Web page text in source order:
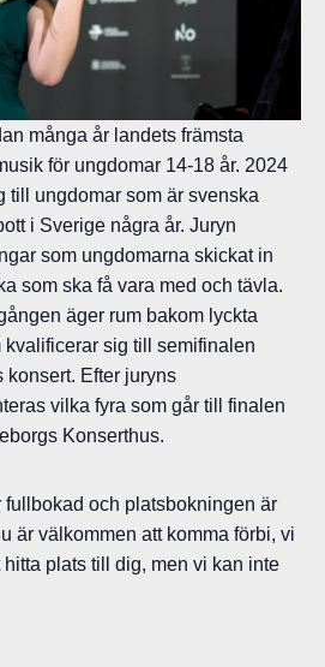
många år landets främsta
för ungdomar 14-18 år. 2024
till ungdomar som är svenska
i Sverige några år. Juryn
som ungdomarna skickat in
som ska få vara med och tävla.
äger rum bakom lyckta
kvalificerar sig till semifinalen
konsert. Efter juryns
vilka fyra som går till finalen
Konserthus.
fullbokad och platsbokningen är
är välkommen att komma förbi, vi
plats till dig, men vi kan inte